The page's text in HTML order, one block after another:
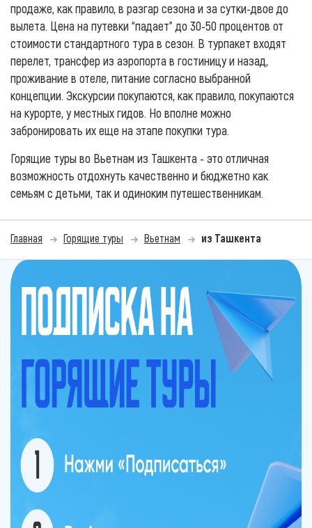
продаже, как правило, в разгар сезона и за сутки-двое до
вылета. Цена на путевки “падает” до 30-50 процентов от
стоимости стандартного тура в сезон. В турпакет входят
перелет, трансфер из аэропорта в гостиницу и назад,
проживание в отеле, питание согласно выбранной
концепции. Экскурсии покупаются, как правило, покупаются
на курорте, у местных гидов. Но вполне можно
забронировать их еще на этапе покупки тура.
Горящие туры во Вьетнам из Ташкента - это отличная
возможность отдохнуть качественно и бюджетно как
семьям с детьми, так и одиноким путешественникам.
Главная Горящие туры Вьетнам из Ташкента